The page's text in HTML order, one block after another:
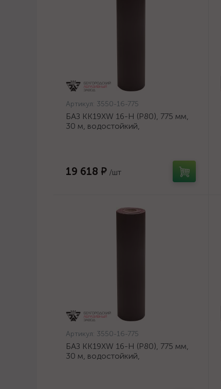
Артикул: 3550-16-775
БАЗ KK19XW 16-H (Р80), 775 мм,
30 м, водостойкий,
19 618 ₽ /шт
Артикул: 3550-16-775
БАЗ KK19XW 16-H (Р80), 775 мм,
30 м, водостойкий,